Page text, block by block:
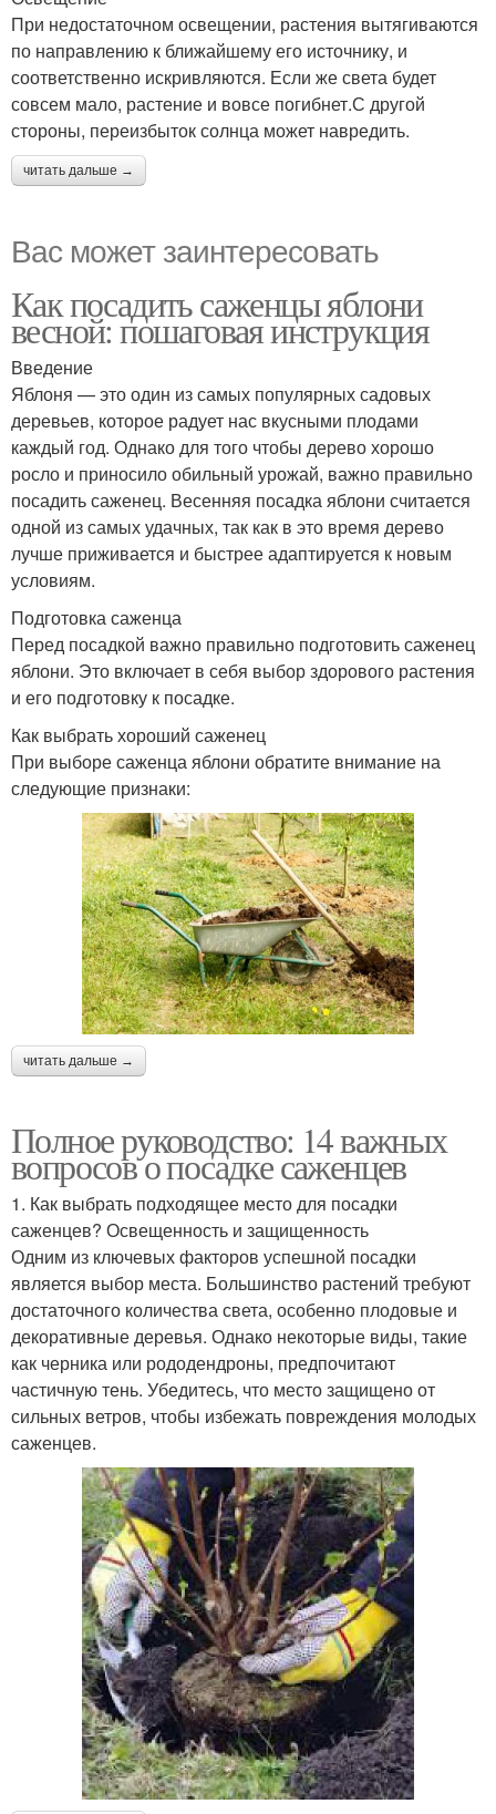
При недостаточном освещении, растения вытягиваются
по направлению к ближайшему его источнику, и
соответственно искривляются. Если же света будет
совсем мало, растение и вовсе погибнет.С другой
стороны, переизбыток солнца может навредить.
читать дальше →
Вас может заинтересовать
Как посадить саженцы яблони
весной: пошаговая инструкция
Введение
Яблоня — это один из самых популярных садовых
деревьев, которое радует нас вкусными плодами
каждый год. Однако для того чтобы дерево хорошо
росло и приносило обильный урожай, важно правильно
посадить саженец. Весенняя посадка яблони считается
одной из самых удачных, так как в это время дерево
лучше приживается и быстрее адаптируется к новым
условиям.
Подготовка саженца
Перед посадкой важно правильно подготовить саженец
яблони. Это включает в себя выбор здорового растения
и его подготовку к посадке.
Как выбрать хороший саженец
При выборе саженца яблони обратите внимание на
следующие признаки:
читать дальше →
Полное руководство: 14 важных
вопросов о посадке саженцев
1. Как выбрать подходящее место для посадки
саженцев? Освещенность и защищенность
Одним из ключевых факторов успешной посадки
является выбор места. Большинство растений требуют
достаточного количества света, особенно плодовые и
декоративные деревья. Однако некоторые виды, такие
как черника или рододендроны, предпочитают
частичную тень. Убедитесь, что место защищено от
сильных ветров, чтобы избежать повреждения молодых
саженцев.